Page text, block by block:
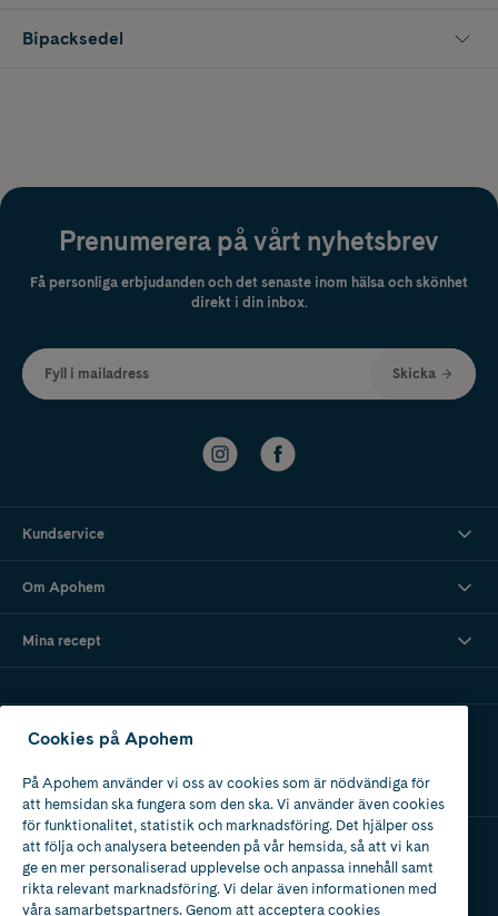
Bipacksedel
Prenumerera på vårt nyhetsbrev
Få personliga erbjudanden och det senaste inom hälsa och skönhet
direkt i din inbox.
Fyll i mailadress Skicka
Kundservice
Om Apohem
Mina recept
Ladda ner vår app
Apotek med tillstånd
av Läkemedelsverket
Cookies på Apohem
På Apohem använder vi oss av cookies som är nödvändiga för
att hemsidan ska fungera som den ska. Vi använder även cookies
för funktionalitet, statistik och marknadsföring. Det hjälper oss
att följa och analysera beteenden på vår hemsida, så att vi kan
ge en mer personaliserad upplevelse och anpassa innehåll samt
rikta relevant marknadsföring. Vi delar även informationen med
våra samarbetspartners. Genom att acceptera cookies